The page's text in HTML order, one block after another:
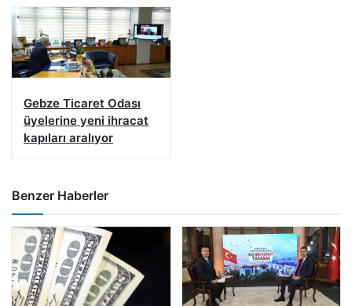
Gebze Ticaret Odası
üyelerine yeni ihracat
kapıları aralıyor
Benzer Haberler